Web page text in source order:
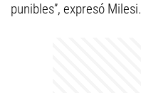
punibles”, expresó Milesi.